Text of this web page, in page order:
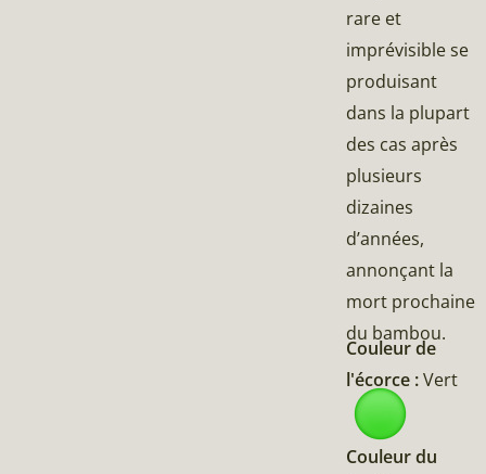
rare et
imprévisible se
produisant
dans la plupart
des cas après
plusieurs
dizaines
d’années,
annonçant la
mort prochaine
du bambou.
Couleur de
l'écorce :Vert
Couleur du